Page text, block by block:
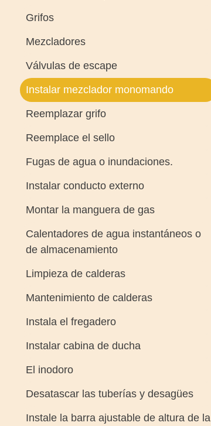
Grifos
Mezcladores
Válvulas de escape
Instalar mezclador monomando
Reemplazar grifo
Reemplace el sello
Fugas de agua o inundaciones.
Instalar conducto externo
Montar la manguera de gas
Calentadores de agua instantáneos o
de almacenamiento
Limpieza de calderas
Mantenimiento de calderas
Instala el fregadero
Instalar cabina de ducha
El inodoro
Desatascar las tuberías y desagües
Instale la barra ajustable de altura de la